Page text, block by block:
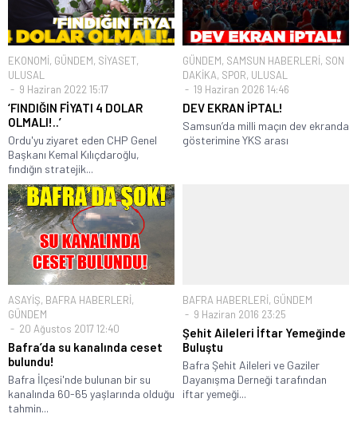
EKONOMİ, GÜNDEM, SİYASET,
ULUSAL
9 Haziran 2022 15:17
‘FINDIĞIN FİYATI 4 DOLAR
OLMALI!..’
Ordu'yu ziyaret eden CHP Genel
Başkanı Kemal Kılıçdaroğlu,
fındığın stratejik...
GÜNDEM, SAMSUN HABERLERİ, SON
DAKİKA, SPOR, ULUSAL
19 Haziran 2026 14:46
DEV EKRAN İPTAL!
Samsun’da milli maçın dev ekranda
gösterimine YKS arası
ASAYİŞ, BAFRA HABERLERİ,
GÜNDEM
20 Ağustos 2017 12:40
Bafra’da su kanalında ceset
bulundu!
Bafra İlçesi'nde bulunan bir su
kanalında 60-65 yaşlarında olduğu
tahmin...
BAFRA HABERLERİ, GÜNDEM
9 Haziran 2016 23:25
Şehit Aileleri İftar Yemeğinde
Buluştu
Bafra Şehit Aileleri ve Gaziler
Dayanışma Derneği tarafından
iftar yemeği...